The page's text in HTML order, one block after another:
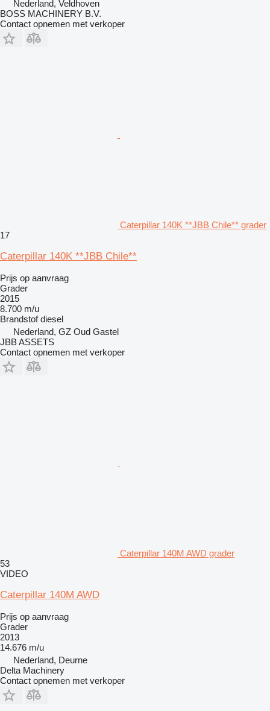
Nederland, Veldhoven
BOSS MACHINERY B.V.
Contact opnemen met verkoper
Caterpillar 140K **JBB Chile** grader
17
Caterpillar 140K **JBB Chile**
Prijs op aanvraag
Grader
2015
8.700 m/u
Brandstof diesel
Nederland, GZ Oud Gastel
JBB ASSETS
Contact opnemen met verkoper
Caterpillar 140M AWD grader
53
VIDEO
Caterpillar 140M AWD
Prijs op aanvraag
Grader
2013
14.676 m/u
Nederland, Deurne
Delta Machinery
Contact opnemen met verkoper